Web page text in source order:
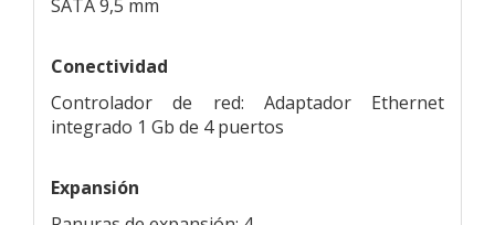
SATA 9,5 mm
Conectividad
Controlador de red: Adaptador Ethernet
integrado 1 Gb de 4 puertos
Expansión